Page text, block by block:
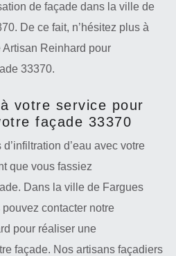
de façade dans la ville de
De ce fait, n’hésitez plus à
Reinhard pour
33370.
votre service pour
façade 33370
d’eau avec votre
que vous fassiez
Dans la ville de Fargues
contacter notre
pour réaliser une
façade. Nos artisans façadiers